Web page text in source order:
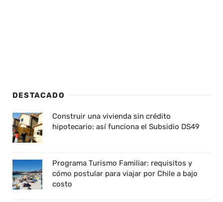
DESTACADO
Construir una vivienda sin crédito
hipotecario: así funciona el Subsidio DS49
Programa Turismo Familiar: requisitos y
cómo postular para viajar por Chile a bajo
costo